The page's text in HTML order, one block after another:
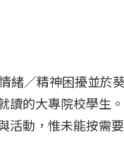
緒／精神困擾並於
讀的大專院校學生
活動，惟未能按需